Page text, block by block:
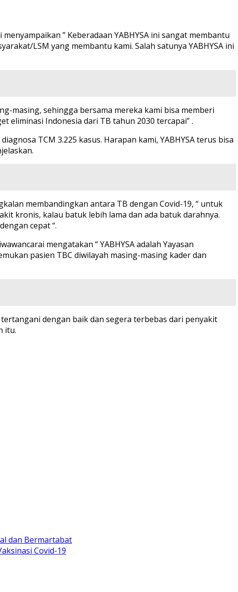
” Keberadaan YABHYSA ini sangat membantu
LSM yang membantu kami. Salah satunya YABHYSA ini
masing, sehingga bersama mereka kami bisa memberi
eliminasi Indonesia dari TB tahun 2030 tercapai” .
TCM 3.225 kasus. Harapan kami, YABHYSA terus bisa
membandingkan antara TB dengan Covid-19, “ untuk
kronis, kalau batuk lebih lama dan ada batuk darahnya.
cepat “.
mengatakan “ YABHYSA adalah Yayasan
pasien TBC diwilayah masing-masing kader dan
dengan baik dan segera terbebas dari penyakit
itu.
dan Bermartabat
Covid-19